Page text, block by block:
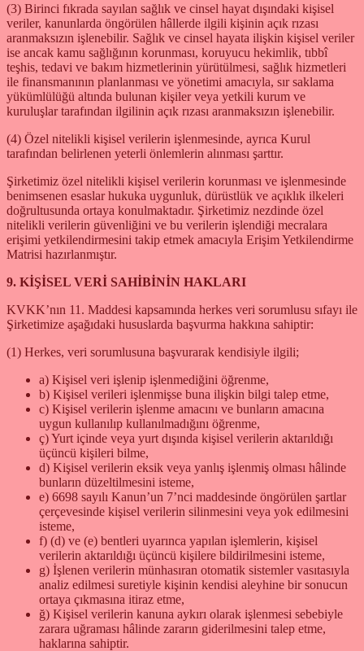
(3) Birinci fıkrada sayılan sağlık ve cinsel hayat dışındaki kişisel
veriler, kanunlarda öngörülen hâllerde ilgili kişinin açık rızası
aranmaksızın işlenebilir. Sağlık ve cinsel hayata ilişkin kişisel veriler
ise ancak kamu sağlığının korunması, koruyucu hekimlik, tıbbî
teşhis, tedavi ve bakım hizmetlerinin yürütülmesi, sağlık hizmetleri
ile finansmanının planlanması ve yönetimi amacıyla, sır saklama
yükümlülüğü altında bulunan kişiler veya yetkili kurum ve
kuruluşlar tarafından ilgilinin açık rızası aranmaksızın işlenebilir.
(4) Özel nitelikli kişisel verilerin işlenmesinde, ayrıca Kurul
tarafından belirlenen yeterli önlemlerin alınması şarttır.
Şirketimiz özel nitelikli kişisel verilerin korunması ve işlenmesinde
benimsenen esaslar hukuka uygunluk, dürüstlük ve açıklık ilkeleri
doğrultusunda ortaya konulmaktadır. Şirketimiz nezdinde özel
nitelikli verilerin güvenliğini ve bu verilerin işlendiği mecralara
erişimi yetkilendirmesini takip etmek amacıyla Erişim Yetkilendirme
Matrisi hazırlanmıştır.
9. KİŞİSEL VERİ SAHİBİNİN HAKLARI
KVKK’nın 11. Maddesi kapsamında herkes veri sorumlusu sıfayı ile
Şirketimize aşağıdaki hususlarda başvurma hakkına sahiptir:
(1) Herkes, veri sorumlusuna başvurarak kendisiyle ilgili;
a) Kişisel veri işlenip işlenmediğini öğrenme,
b) Kişisel verileri işlenmişse buna ilişkin bilgi talep etme,
c) Kişisel verilerin işlenme amacını ve bunların amacına
uygun kullanılıp kullanılmadığını öğrenme,
ç) Yurt içinde veya yurt dışında kişisel verilerin aktarıldığı
üçüncü kişileri bilme,
d) Kişisel verilerin eksik veya yanlış işlenmiş olması hâlinde
bunların düzeltilmesini isteme,
e) 6698 sayılı Kanun’un 7’nci maddesinde öngörülen şartlar
çerçevesinde kişisel verilerin silinmesini veya yok edilmesini
isteme,
f) (d) ve (e) bentleri uyarınca yapılan işlemlerin, kişisel
verilerin aktarıldığı üçüncü kişilere bildirilmesini isteme,
g) İşlenen verilerin münhasıran otomatik sistemler vasıtasıyla
analiz edilmesi suretiyle kişinin kendisi aleyhine bir sonucun
ortaya çıkmasına itiraz etme,
ğ) Kişisel verilerin kanuna aykırı olarak işlenmesi sebebiyle
zarara uğraması hâlinde zararın giderilmesini talep etme,
haklarına sahiptir.